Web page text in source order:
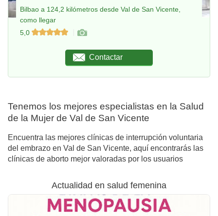
Bilbao a 124,2 kilómetros desde Val de San Vicente,
como llegar
5,0
Contactar
Tenemos los mejores especialistas en la Salud
de la Mujer de Val de San Vicente
Encuentra las mejores clínicas de interrupción voluntaria
del embrazo en Val de San Vicente, aquí encontrarás las
clínicas de aborto mejor valoradas por los usuarios
Actualidad en salud femenina